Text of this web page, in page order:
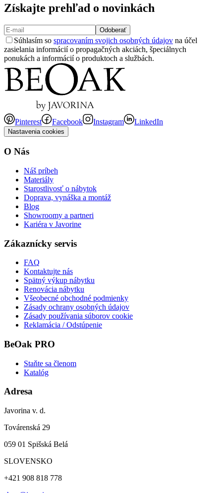
Získajte prehľad o novinkách
Odoberať
Súhlasím so spracovaním svojich osobných údajov na účel
zasielania informácií o propagačných akciách, špeciálnych
ponukách a informácií o produktoch a službách.
Pinterest Facebook Instagram LinkedIn
Nastavenia cookies
O Nás
Náš príbeh
Materiály
Starostlivosť o nábytok
Doprava, vynáška a montáž
Blog
Showroomy a partneri
Kariéra v Javorine
Zákaznícky servis
FAQ
Kontaktujte nás
Spätný výkup nábytku
Renovácia nábytku
Všeobecné obchodné podmienky
Zásady ochrany osobných údajov
Zásady používania súborov cookie
Reklamácia / Odstúpenie
BeOak PRO
Staňte sa členom
Katalóg
Adresa
Javorina v. d.
Továrenská 29
059 01 Spišská Belá
SLOVENSKO
+421 908 818 778